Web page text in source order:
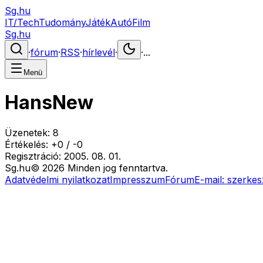
Sg.hu
IT/TechTudományJátékAutóFilm
Sg.hu
·fórum·RSS·hírlevél· ·...
Menü
HansNew
Üzenetek: 8
Értékelés: +0 / -0
Regisztráció: 2005. 08. 01.
Sg.hu© 2026 Minden jog fenntartva.
Adatvédelmi nyilatkozatImpresszumFórumE-mail: